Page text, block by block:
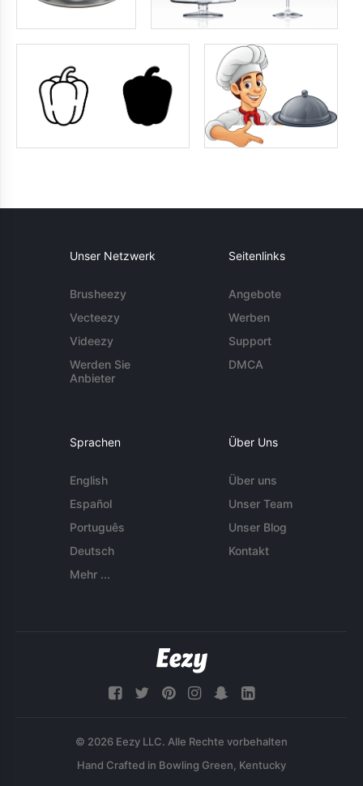
Unser Netzwerk
Brusheezy
Vecteezy
Videezy
Werden Sie
Anbieter
Seitenlinks
Angebote
Werben
Support
DMCA
Sprachen
English
Español
Português
Deutsch
Mehr ...
Über Uns
Über uns
Unser Team
Unser Blog
Kontakt
© 2026 Eezy LLC. Alle Rechte vorbehalten